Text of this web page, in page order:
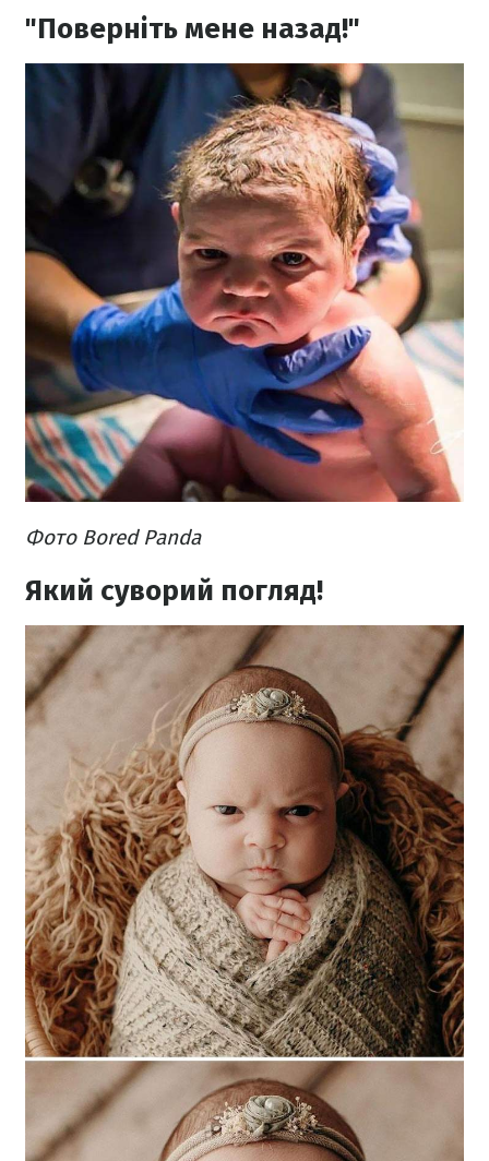
"Поверніть мене назад!"
Фото Bored Panda
Який суворий погляд!